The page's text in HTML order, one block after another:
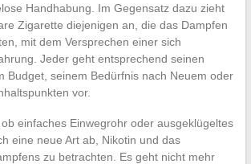
Handhabung. Im Gegensatz dazu zieht
Zigarette diejenigen an, die das Dampfen
mit dem Versprechen einer sich
Jeder geht entsprechend seinen
Budget, seinem Bedürfnis nach Neuem oder
vor.
einfaches Einwegrohr oder ausgeklügeltes
eine neue Art ab, Nikotin und das
zu betrachten. Es geht nicht mehr